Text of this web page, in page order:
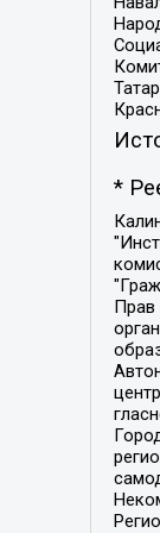
*
Калининградская региональная общественная организация "Экозащита!-Женсовет", Фонд содействия защите прав и свобод граждан "Общественный вердикт", Фонд "Институт Развития Свободы Информации", Частное учреждение "Информационное агентство МЕМО. РУ", Региональная общественная организация